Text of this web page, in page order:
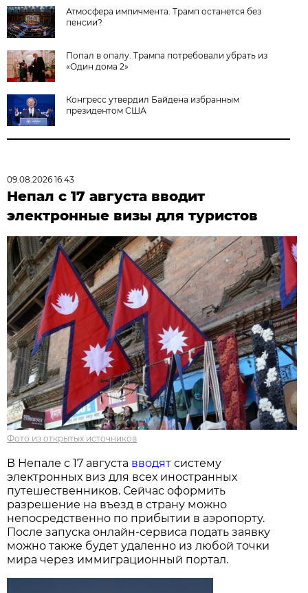
Атмосфера импичмента. Трамп останется без
пенсии?
Попал в опалу. Трампа потребовали убрать из
«Один дома 2»
Конгресс утвердил Байдена избранным
президентом США
09.08.2026 16:43
Непал с 17 августа вводит
электронные визы для туристов
Фото из открытых источников
В Непале с 17 августа вводят систему
электронных виз для всех иностранных
путешественников. Сейчас оформить
разрешение на въезд в страну можно
непосредственно по прибытии в аэропорту.
После запуска онлайн-сервиса подать заявку
можно также будет удаленно из любой точки
мира через иммиграционный портал.